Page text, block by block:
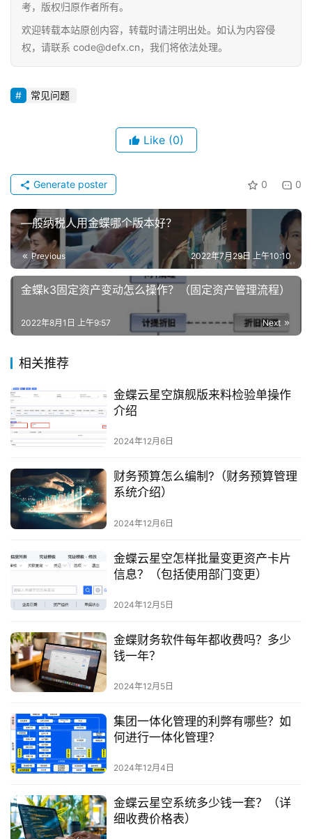
考，版权归原作者所有。
欢迎转载本站原创内容，转载时请注明出处。如认为内容侵
权，请联系 code@defx.cn，我们将依法处理。
常见问题
Like (0)
0 0
Generate poster
—般纳税人用金蝶哪个版本好？
Previous 2022年7月29日 上午10:10
金蝶k3固定资产变动怎么操作？（固定资产管理流程）
Next
2022年8月1日 上午9:57
相关推荐
金蝶云星空旗舰版来料检验单操作
介绍
2024年12月6日
财务预算怎么编制?（财务预算管理
系统介绍）
2024年12月6日
金蝶云星空怎样批量变更资产卡片
信息？（包括使用部门变更）
2024年12月5日
金蝶财务软件每年都收费吗？多少
钱一年？
2024年12月5日
集团一体化管理的利弊有哪些？如
何进行一体化管理？
2024年12月4日
金蝶云星空系统多少钱一套？（详
细收费价格表）